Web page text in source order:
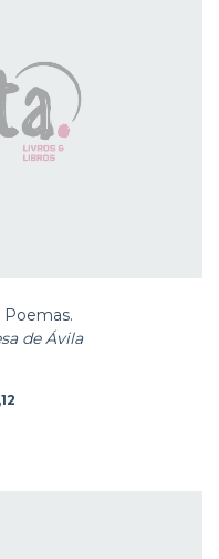
Poemas.
de Ávila